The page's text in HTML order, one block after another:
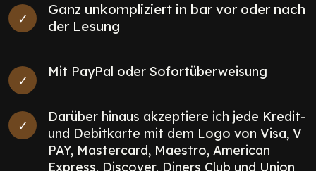
Ganz unkompliziert in bar vor oder nach
der Lesung
Mit PayPal oder Sofortüberweisung
Darüber hinaus akzeptiere ich jede Kredit-
und Debitkarte mit dem Logo von Visa, V
PAY, Mastercard, Maestro, American
Express, Discover, Diners Club und Union